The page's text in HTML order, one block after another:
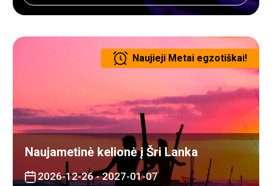
Naujieji Metai egzotiškai!
Naujametinė kelionė į Šri Lanka
2026-12-26 - 2027-01-07